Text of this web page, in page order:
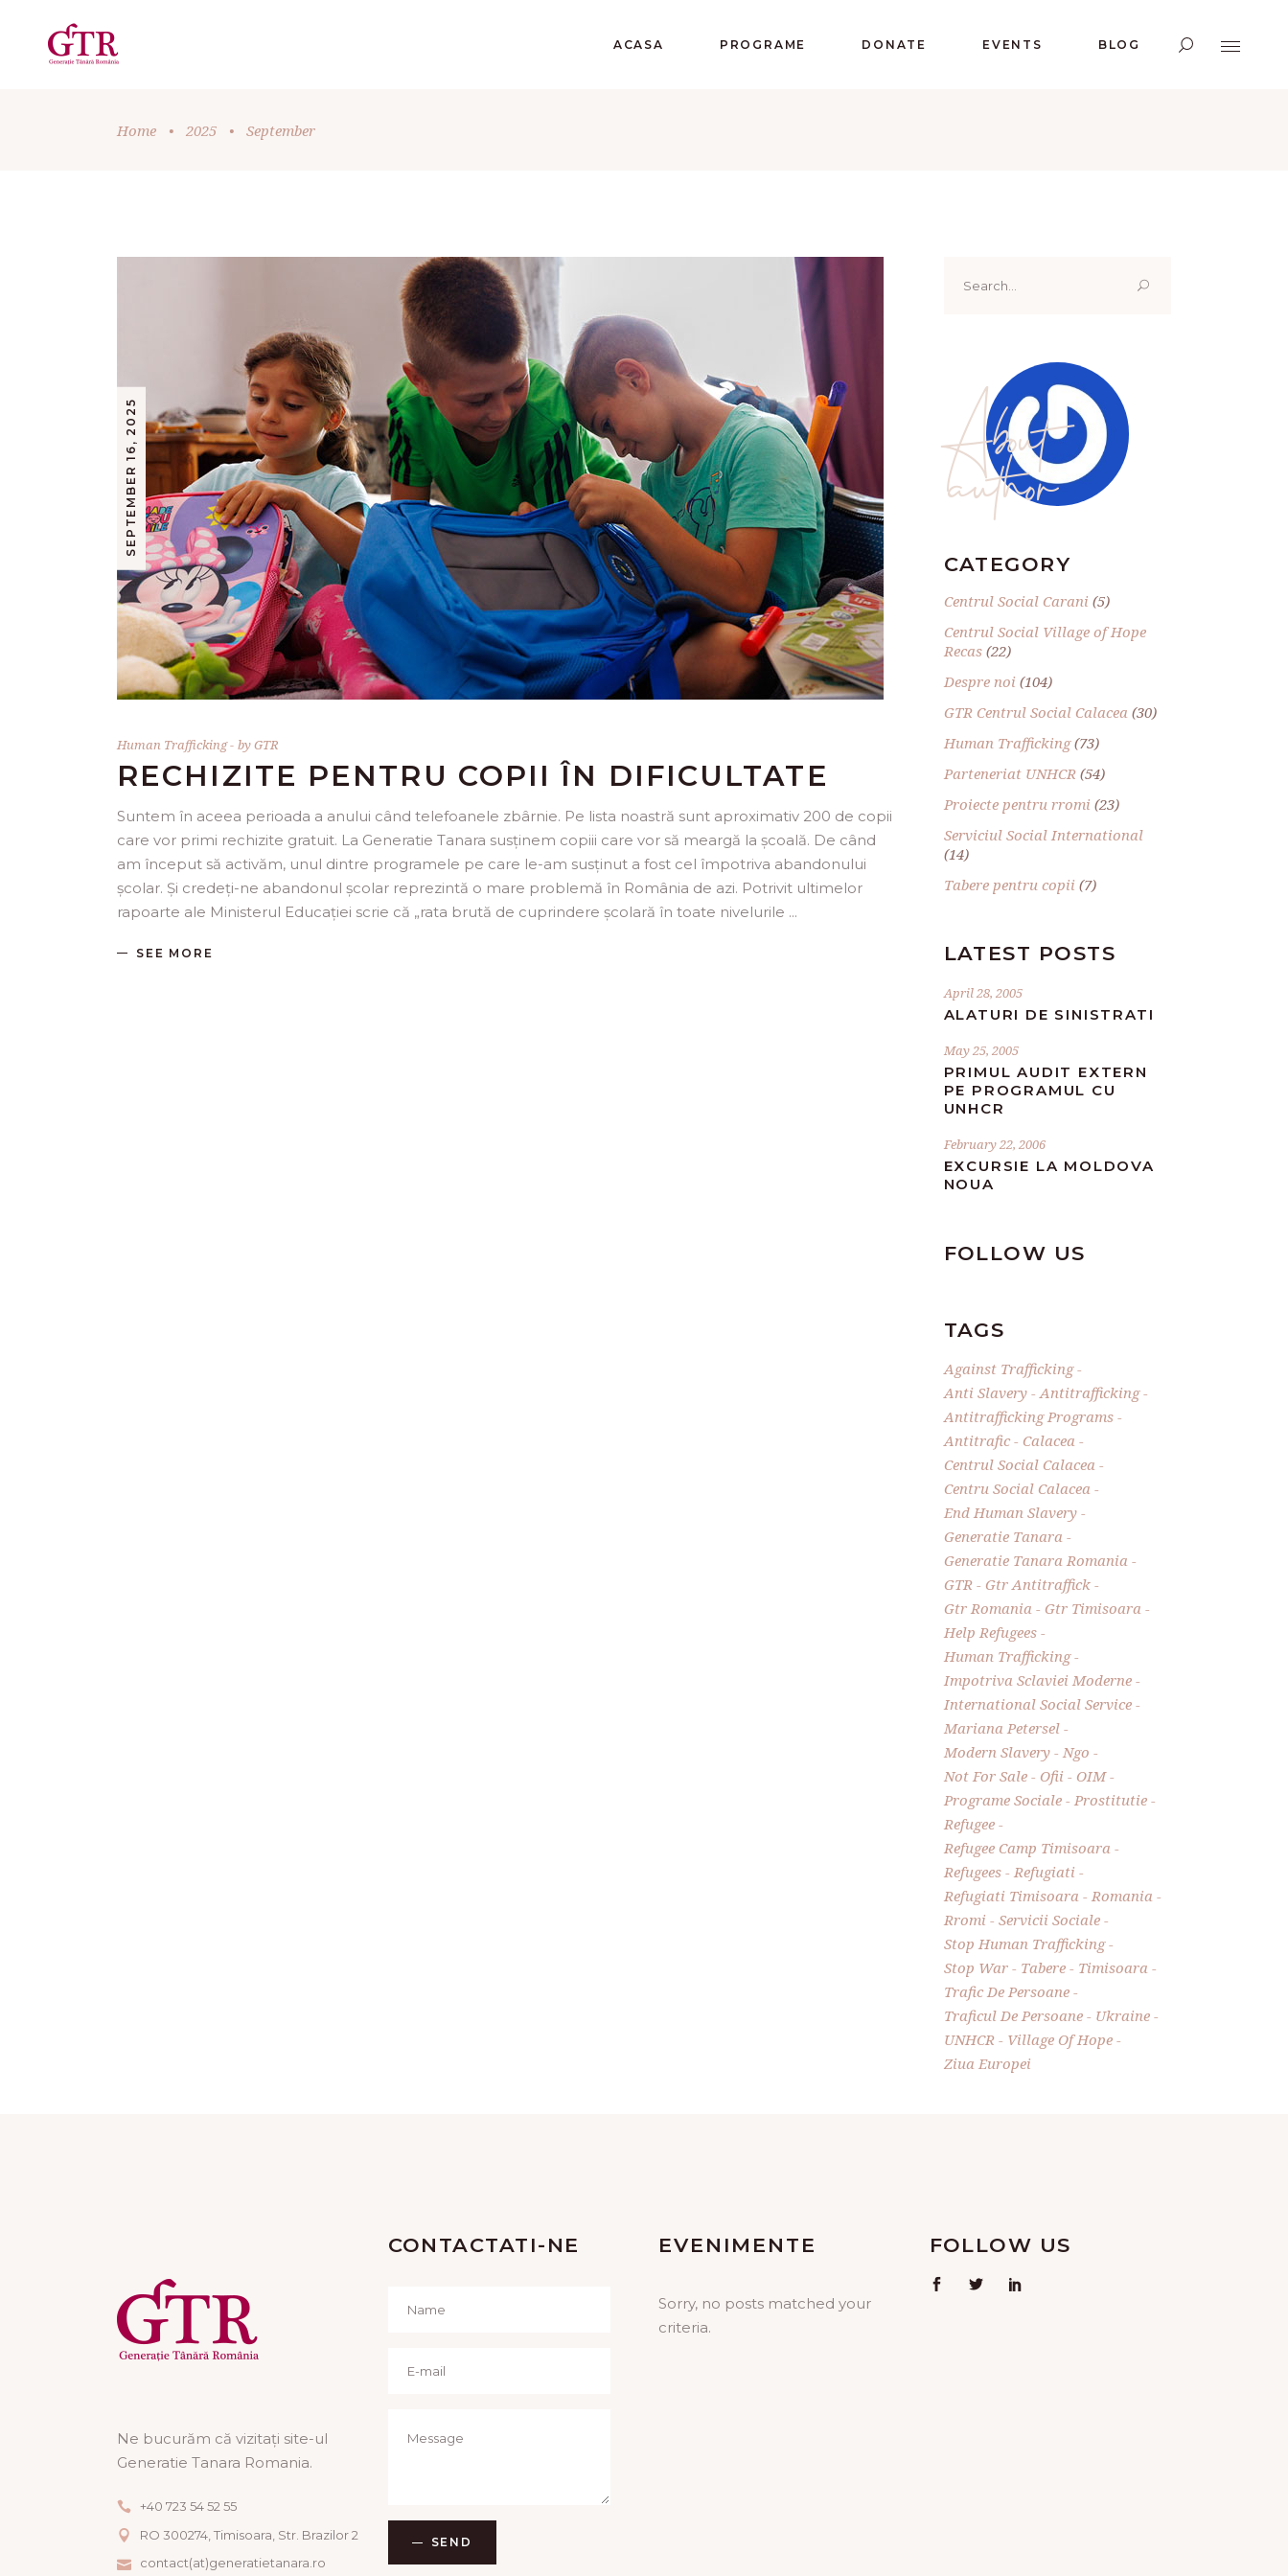
ACASA PROGRAME DONATE EVENTS BLOG
Home • 2025 • September
SEPTEMBER 16, 2025
Human Trafficking byGTR
RECHIZITE PENTRU COPII ÎN DIFICULTATE
Suntem în aceea perioada a anului când telefoanele zbârnie. Pe lista noastră sunt aproximativ 200 de copii
care vor primi rechizite gratuit. La Generatie Tanara susținem copiii care vor să meargă la școală. De când
am început să activăm, unul dintre programele pe care le-am susținut a fost cel împotriva abandonului
școlar. Și credeți-ne abandonul școlar reprezintă o mare problemă în România de azi. Potrivit ultimelor
rapoarte ale Ministerul Educației scrie că „rata brută de cuprindere școlară în toate nivelurile
SEE MORE
for:
About
author
CATEGORY
Centrul Social Carani (5)
Centrul Social Village of Hope
Recas(22)
Despre noi (104)
GTR Centrul Social Calacea (30)
Human Trafficking(73)
Parteneriat UNHCR(54)
Proiecte pentru rromi (23)
Serviciul Social International
(14)
Tabere pentru copii (7)
LATEST POSTS
April 28, 2005
ALATURI DE SINISTRATI
May 25, 2005
PRIMUL AUDIT EXTERN
PE PROGRAMUL CU
UNHCR
February 22, 2006
EXCURSIE LA MOLDOVA
NOUA
FOLLOW US
TAGS
Against Trafficking
Anti Slavery
Antitrafficking
Antitrafficking Programs
Antitrafic
Calacea
Centrul Social Calacea
Centru Social Calacea
End Human Slavery
Generatie Tanara
Generatie Tanara Romania
GTR
Gtr Antitraffick
Gtr Romania
Gtr Timisoara
Help Refugees
Human Trafficking
Impotriva Sclaviei Moderne
International Social Service
Mariana Petersel
Modern Slavery
Ngo
Not For Sale
Ofii
OIM
Programe Sociale
Prostitutie
Refugee
Refugee Camp Timisoara
Refugees
Refugiati
Refugiati Timisoara
Romania
Rromi
Servicii Sociale
Stop Human Trafficking
Stop War
Tabere
Timisoara
Trafic De Persoane
Traficul De Persoane
Ukraine
UNHCR
Village Of Hope
Ziua Europei
Ne bucurăm că vizitați site-ul
Generatie Tanara Romania.
+40 723 54 52 55
RO 300274, Timisoara, Str. Brazilor 2
contact(at)generatietanara.ro
CONTACTATI-NE
SEND
EVENIMENTE
Sorry, no posts matched your
criteria.
FOLLOW US